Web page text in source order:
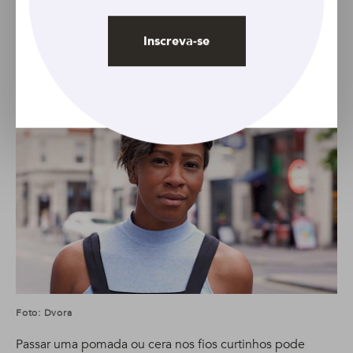
Foto: Dvora
Passar uma pomada ou cera nos fios curtinhos pode
Inscreva-se